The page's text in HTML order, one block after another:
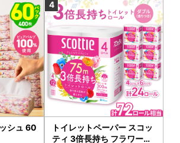
シュ 60
トイレットペーパー スコッ
ティ 3倍長持ち フラワーパ